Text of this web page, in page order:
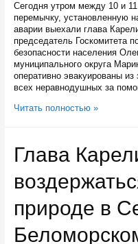
Сегодня утром между 10 и
перемычку, установленную
аварии выехали глава
председатель Госкомитета
безопасности населения
муниципального округа
оперативно эвакуированы
всех неравнодушных за
Для
Балтийском
канале
пункт
размещения
Читать полностью »
Глава
природе в